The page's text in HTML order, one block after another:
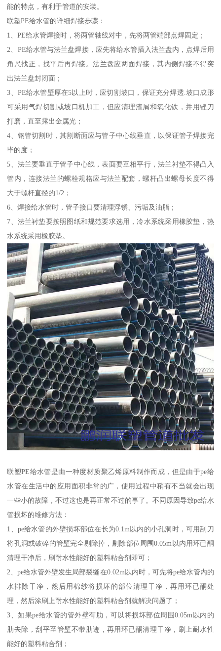
能的特点，有利于管道的安装。
联塑PE给水管的详细焊接步骤：
1、PE给水管焊接时，将两管轴线对中，先将两管端部点焊固定；
2、PE给水管与法兰盘焊接，应先将给水管插入法兰盘内，点焊后用
角尺找正，找平后再焊接。法兰盘应两面焊接，其内侧焊接不得突
出法兰盘封闭面；
3、PE给水管壁厚在5以上时，应切割坡口，保证充分焊透.坡口成形
可采用气焊切割或坡口机加工，但应清理渣屑和氧化铁，并用锉刀
打磨，直至露出金属光；
4、钢管切割时，其割断面应与管子中心线垂直，以保证管子焊接完
毕的度；
5、法兰要垂直于管子中心线，表面要互相平行，法兰衬垫不得凸入
管内，连接法兰的螺栓规格应与法兰配套，螺杆凸出螺母长度不得
大于螺杆直径的1/2；
6、焊接给水管时，管子接口要清理浮锈、污垢及油脂；
7、法兰衬垫要按照图纸和规范要求选用，冷水系统采用橡胶垫，热
水系统采用橡胶垫。
联塑PE给水管是由一种度材质聚乙烯原料制作而成，但是由于pe给
水管在生活中的应用面积非常的广，使用过程中稍有不当就会出现
一些小的故障，不过这也是再正常不过的事了。不同原因导致pe给水
管损坏的维修方法：
1、pe给水管的外壁损坏部位在长为0.1m以内的小孔洞时，可用刮刀
将孔洞或破碎的管壁完全剔除掉，剔除部位周围0.05m以内用环已酮
清理干净后，刷耐水性能好的塑料粘合剂即可；
2、pe给水管外壁发生局部裂缝在0.02m以内时，可先将pe给水管内的
水排除干净，然后用棉纱将损坏的部位清理干净，再用环已酮处
理，然后涂刷上耐水性能好的塑料粘合剂就解决问题了；
3、如果pe给水管的管外壁有肋，可以将损坏部位周围0.05m以内的
肋去除，刮平至管壁不带肋迹，再用环已酮清理干净，刷上耐水性
能好的塑料粘合剂；